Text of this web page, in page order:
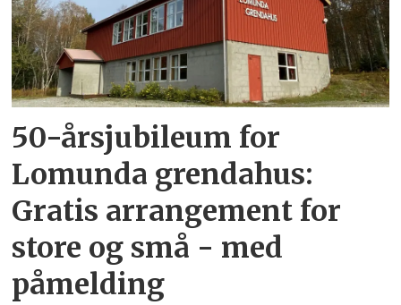
50-årsjubileum for
Lomunda grendahus:
Gratis arrangement for
store og små - med
påmelding